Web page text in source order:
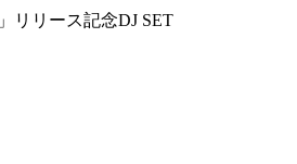
リリース記念DJ SET